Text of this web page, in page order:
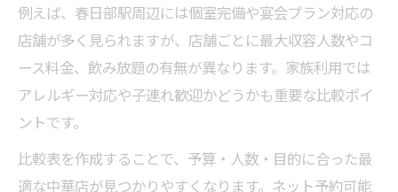
家族利用に最適な中華の選び方
春日部中華宴会で重視するポイントは
中華宴会予約時に知っておきたいコツ
春日部駅近くの中華予約便利情報
駅近中華予約可能店舗比較一覧
春日部駅周辺で中華予約が便利な理由
例えば、春日部駅周辺には個室完備や宴会プラン対応の
店舗が多く見られますが、店舗ごとに最大収容人数やコ
ース料金、飲み放題の有無が異なります。家族利用では
アレルギー対応や子連れ歓迎かどうかも重要な比較ポイ
ントです。
比較表を作成することで、予算・人数・目的に合った最
適な中華店が見つかりやすくなります。ネット予約可能